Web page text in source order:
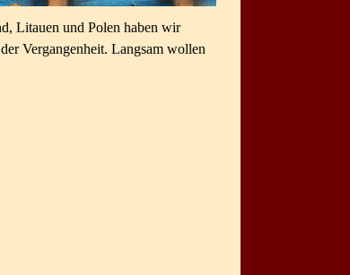
Litauen und Polen haben wir
Vergangenheit. Langsam wollen